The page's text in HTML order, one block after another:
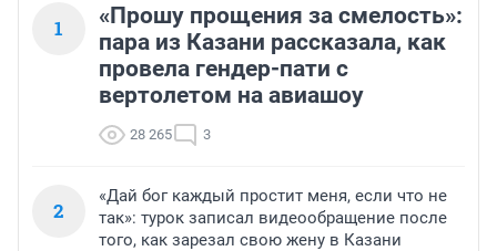
1
«Прошу прощения за смелость»:
пара из Казани рассказала, как
провела гендер-пати с
вертолетом на авиашоу
28 265 3
2
«Дай бог каждый простит меня, если что не
так»: турок записал видеообращение после
того, как зарезал свою жену в Казани